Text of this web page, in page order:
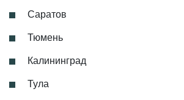
Саратов
Тюмень
Калининград
Тула